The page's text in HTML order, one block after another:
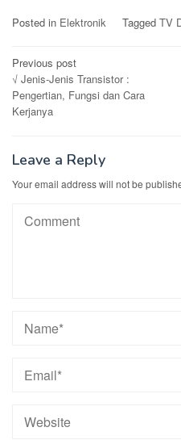
Posted in Elektronik Tagged TV
Post
navigation
Previous post
√ Jenis-Jenis Transistor :
Pengertian, Fungsi dan Cara
Kerjanya
Leave a Reply
Your email address will not be